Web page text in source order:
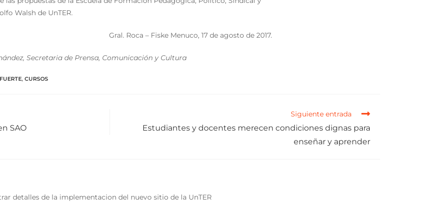
Walsh de UnTER.
Gral. Roca – Fiske Menuco, 17 de agosto de 2017.
Secretaria de Prensa, Comunicación y Cultura
, CURSOS
SAO
Siguiente entrada
Estudiantes y docentes merecen condiciones dignas para
enseñar y aprender
detalles de la implementacion del nuevo sitio de la UnTER